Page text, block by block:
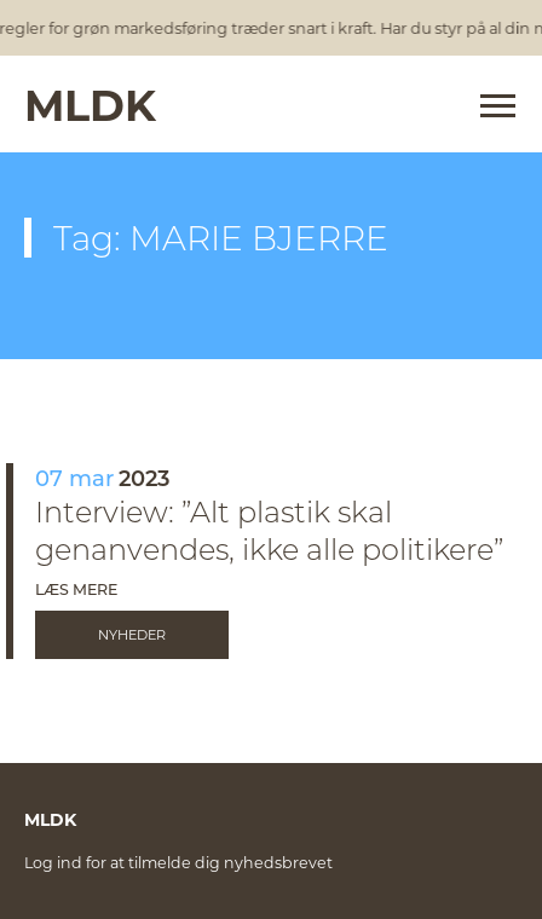
for grøn markedsføring træder snart i kraft. Har du styr på al din
MLDK
Tag: MARIE BJERRE
07 mar2023
Interview: ”Alt plastik skal
genanvendes, ikke alle politikere”
LÆS MERE
NYHEDER
MLDK
Log ind for at tilmelde dig nyhedsbrevet